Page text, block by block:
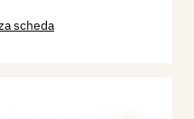
scheda